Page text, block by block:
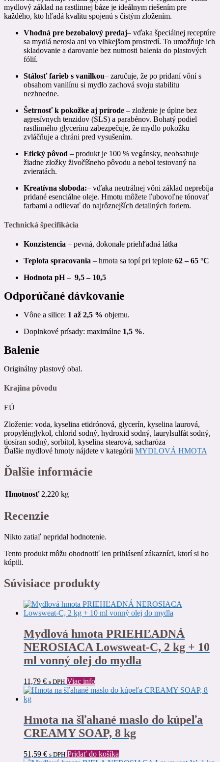
mydlový základ na rastlinnej báze je ideálnym riešením pre
každého, kto hľadá kvalitu spojenú s čistým zložením.
Vhodná pre bezobalový predaj– vďaka špeciálnej receptúre
sa mydlá nerosia ani vo vlhkejšom prostredí. To umožňuje ich
skladovanie a darovanie bez nutnosti balenia do plastových
fólií.
Stálosť farieb s vanilkou– zaručuje, že po pridaní vôní s
obsahom vanilínu si mydlo zachová svoju stabilitu
nezhnedne.
Šetrnosť k pokožke aj prírode – zloženie je úplne bez
agresívnych tenzidov (SLS) a parabénov. Bohatý podiel
rastlinného glycerínu zabezpečuje, že mydlo pokožku
zvláčňuje a chráni pred vysušením.
Etický pôvod – produkt je 100 % vegánsky, neobsahuje
žiadne zložky živočíšneho pôvodu a nebol testovaný na
zvieratách.
Kreatívna sloboda:– vďaka neutrálnej vôni základ neprebíja
pridané esenciálne oleje. Hmotu môžete ľubovoľne tónovať
farbami a odlievať do najrôznejších detailných foriem.
Technická špecifikácia
Konzistencia – pevná, dokonale priehľadná látka
Teplota spracovania – hmota sa topí pri teplote 62 – 65 °C
Hodnota pH– 9,5 – 10,5
Odporúčané dávkovanie
Vône a silice: 1 až 2,5 % objemu.
Doplnkové prísady: maximálne 1,5 %.
Balenie
Originálny plastový obal.
Krajina pôvodu
EÚ
Zloženie: voda, kyselina etidrónová, glycerín, kyselina laurová,
propylénglykol, chlorid sodný, hydroxid sodný, laurylsulfát sodný,
tiosíran sodný, sorbitol, kyselina stearová, sacharóza
Ďalšie mydlové hmoty nájdete v kategórii MYDLOVÁ HMOTA
Ďalšie informácie
Hmotnosť 2,220 kg
Recenzie
Nikto zatiaľ nepridal hodnotenie.
Tento produkt môžu ohodnotiť len prihlásení zákazníci, ktorí si ho
kúpili.
Súvisiace produkty
Mydlová hmota PRIEHĽADNÁ
NEROSIACA Lowsweat-C, 2 kg + 10
ml vonný olej do mydla
11,79 € s DPH Viac info
Hmota na šľahané maslo do kúpeľa
CREAMY SOAP, 8 kg
51,59 € s DPH Pridať do košíka